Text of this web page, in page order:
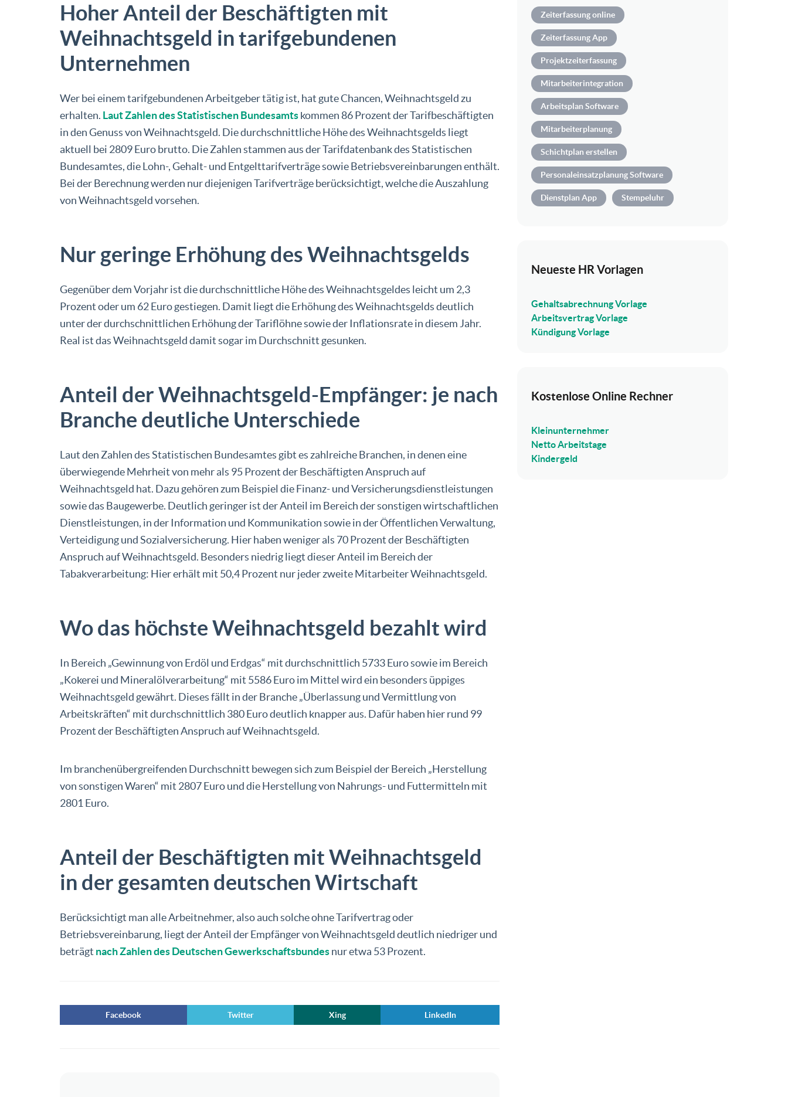
Hoher Anteil der Beschäftigten mit
Weihnachtsgeld in tarifgebundenen
Unternehmen
Wer bei einem tarifgebundenen Arbeitgeber tätig ist, hat gute Chancen, Weihnachtsgeld zu
erhalten. Laut Zahlen des Statistischen Bundesamtskommen 86 Prozent der Tarifbeschäftigten
in den Genuss von Weihnachtsgeld. Die durchschnittliche Höhe des Weihnachtsgelds liegt
aktuell bei 2809 Euro brutto. Die Zahlen stammen aus der Tarifdatenbank des Statistischen
Bundesamtes, die Lohn-, Gehalt- und Entgelttarifverträge sowie Betriebsvereinbarungen enthält.
Bei der Berechnung werden nur diejenigen Tarifverträge berücksichtigt, welche die Auszahlung
von Weihnachtsgeld vorsehen.
Nur geringe Erhöhung des Weihnachtsgelds
Gegenüber dem Vorjahr ist die durchschnittliche Höhe des Weihnachtsgeldes leicht um 2,3
Prozent oder um 62 Euro gestiegen. Damit liegt die Erhöhung des Weihnachtsgelds deutlich
unter der durchschnittlichen Erhöhung der Tariflöhne sowie der Inflationsrate in diesem Jahr.
Real ist das Weihnachtsgeld damit sogar im Durchschnitt gesunken.
Anteil der Weihnachtsgeld-Empfänger: je nach
Branche deutliche Unterschiede
Laut den Zahlen des Statistischen Bundesamtes gibt es zahlreiche Branchen, in denen eine
überwiegende Mehrheit von mehr als 95 Prozent der Beschäftigten Anspruch auf
Weihnachtsgeld hat. Dazu gehören zum Beispiel die Finanz- und Versicherungsdienstleistungen
sowie das Baugewerbe. Deutlich geringer ist der Anteil im Bereich der sonstigen wirtschaftlichen
Dienstleistungen, in der Information und Kommunikation sowie in der Öffentlichen Verwaltung,
Verteidigung und Sozialversicherung. Hier haben weniger als 70 Prozent der Beschäftigten
Anspruch auf Weihnachtsgeld. Besonders niedrig liegt dieser Anteil im Bereich der
Tabakverarbeitung: Hier erhält mit 50,4 Prozent nur jeder zweite Mitarbeiter Weihnachtsgeld.
Wo das höchste Weihnachtsgeld bezahlt wird
In Bereich „Gewinnung von Erdöl und Erdgas“ mit durchschnittlich 5733 Euro sowie im Bereich
„Kokerei und Mineralölverarbeitung“ mit 5586 Euro im Mittel wird ein besonders üppiges
Weihnachtsgeld gewährt. Dieses fällt in der Branche „Überlassung und Vermittlung von
Arbeitskräften“ mit durchschnittlich 380 Euro deutlich knapper aus. Dafür haben hier rund 99
Prozent der Beschäftigten Anspruch auf Weihnachtsgeld.
Im branchenübergreifenden Durchschnitt bewegen sich zum Beispiel der Bereich „Herstellung
von sonstigen Waren“ mit 2807 Euro und die Herstellung von Nahrungs- und Futtermitteln mit
2801 Euro.
Anteil der Beschäftigten mit Weihnachtsgeld
in der gesamten deutschen Wirtschaft
Berücksichtigt man alle Arbeitnehmer, also auch solche ohne Tarifvertrag oder
Betriebsvereinbarung, liegt der Anteil der Empfänger von Weihnachtsgeld deutlich niedriger und
beträgt nach Zahlen des Deutschen Gewerkschaftsbundesnur etwa 53 Prozent.
Facebook Twitter Xing LinkedIn
Zeiterfassung online
Zeiterfassung App
Projektzeiterfassung
Mitarbeiterintegration
Arbeitsplan Software
Mitarbeiterplanung
Schichtplan erstellen
Personaleinsatzplanung Software
Dienstplan App Stempeluhr
Neueste HR Vorlagen
Gehaltsabrechnung Vorlage
Arbeitsvertrag Vorlage
Kündigung Vorlage
Kostenlose Online Rechner
Kleinunternehmer
Netto Arbeitstage
Kindergeld